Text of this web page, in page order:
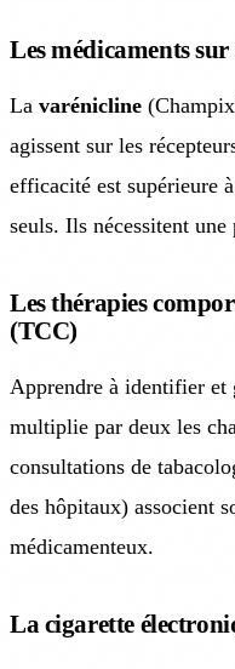
Les médicaments
La varénicline
agissent sur les
efficacité est supérieure
seuls. Ils nécessitent
Les thérapies
(TCC)
Apprendre à identifier et
multiplie par deux les
consultations de
des hôpitaux) associent
médicamenteux.
La cigarette